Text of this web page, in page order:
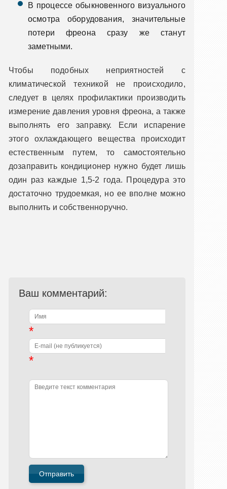
В процессе обыкновенного визуального
осмотра оборудования, значительные
потери фреона сразу же станут
заметными.
Чтобы подобных неприятностей с
климатической техникой не происходило,
следует в целях профилактики производить
измерение давления уровня фреона, а также
выполнять его заправку. Если испарение
этого охлаждающего вещества происходит
естественным путем, то самостоятельно
дозаправить кондиционер нужно будет лишь
один раз каждые 1,5-2 года. Процедура это
достаточно трудоемкая, но ее вполне можно
выполнить и собственноручно.
Ваш комментарий:
*
*